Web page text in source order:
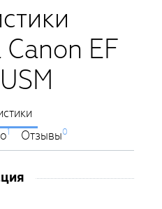
EF
1 Отзывы0